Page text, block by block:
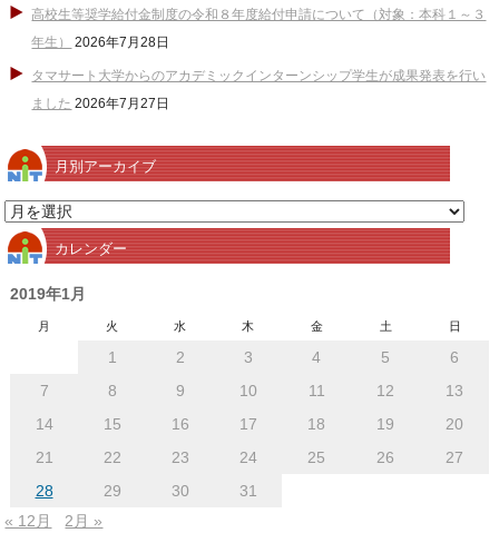
高校生等奨学給付金制度の令和８年度給付申請について（対象：本科１～３
年生）
2026年7月28日
タマサート大学からのアカデミックインターンシップ学生が成果発表を行い
ました 2026年7月27日
月別アーカイブ
月
別
ア
ー
カレンダー
2019年1月
月 火 水 木 金 土 日
1 2 3 4 5
6
7
8 9 10 11 12
13
14
15 16 17 18 19
20
21
22 23 24 25 26
27
28
29 30
31
« 12月
2月 »